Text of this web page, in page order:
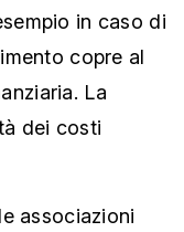
in caso di
copre al
La
dei costi
associazioni